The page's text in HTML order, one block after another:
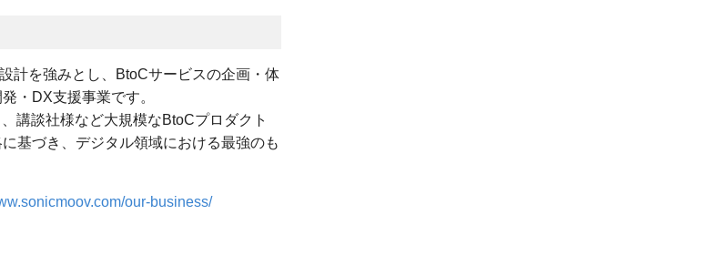
計を強みとし、BtoCサービスの企画・体
・DX支援事業です。
講談社様など大規模なBtoCプロダクト
基づき、デジタル領域における最強のも
our-business/